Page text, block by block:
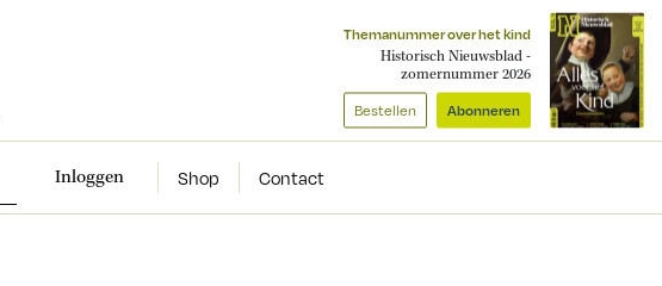
Themanummer over het kind
Historisch Nieuwsblad -
zomernummer 2026
Bestellen Abonneren
Inloggen Shop Contact